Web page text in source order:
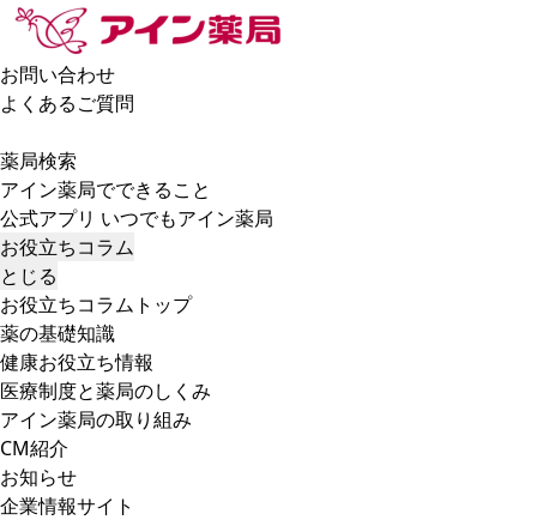
お問い合わせ
よくあるご質問
薬局検索
アイン薬局でできること
公式アプリ いつでもアイン薬局
お役立ちコラム
とじる
お役立ちコラムトップ
薬の基礎知識
健康お役立ち情報
医療制度と薬局のしくみ
アイン薬局の取り組み
CM紹介
お知らせ
企業情報サイト